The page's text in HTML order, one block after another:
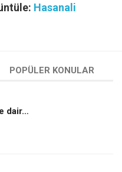
Hasanali
POPÜLER KONULAR
dair…